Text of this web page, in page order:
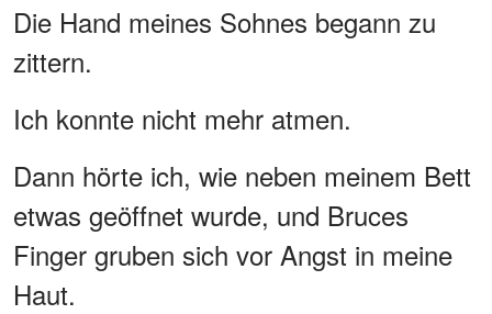
Die Hand meines Sohnes begann zu
zittern.
Ich konnte nicht mehr atmen.
Dann hörte ich, wie neben meinem Bett
etwas geöffnet wurde, und Bruces
Finger gruben sich vor Angst in meine
Haut.